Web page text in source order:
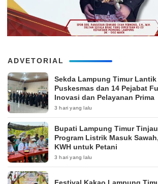
ADVETORIAL
‎Sekda Lampung Timur Lantik
Puskesmas dan 14 Pejabat
Inovasi dan Pelayanan Prima
3 hari yang lalu
Bupati Lampung Timur
Program Listrik Masuk
KWH untuk Petani
3 hari yang lalu